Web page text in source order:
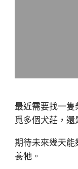
最近需要找一
覓多個犬莊，還
期待未來幾天能
養牠。